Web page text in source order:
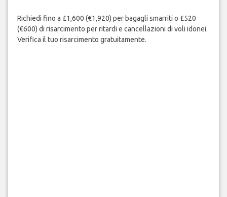
Richiedi fino a £1,600 (€1,920) per bagagli smarriti o £520
(€600) di risarcimento per ritardi e cancellazioni di voli idonei.
Verifica il tuo risarcimento gratuitamente.